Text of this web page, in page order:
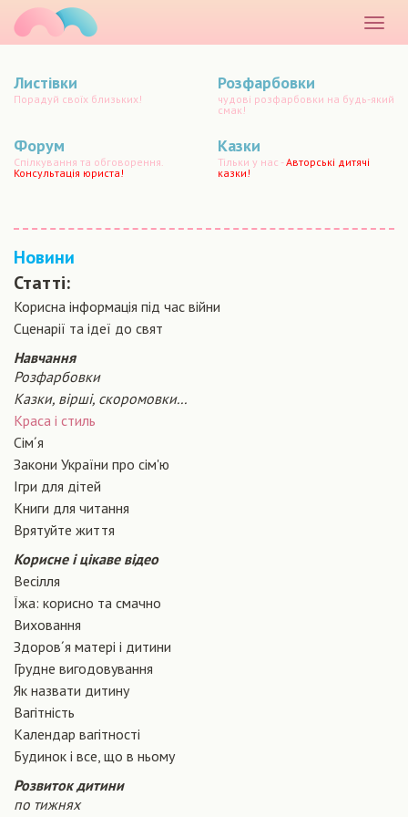
меню
Листівки
Порадуй своїх близьких!
Розфарбовки
чудові розфарбовки на будь-який
смак!
Форум
Спілкування та обговорення.
Консультація юриста!
Казки
Тільки у нас -Авторські дитячі
казки!
Новини
Статті:
Корисна інформація під час війни
Сценарiї та iдеї до свят
Навчання
Розфарбовки
Казки, вірші, скоромовки...
Краса і стиль
Сiм´я
Закони України про сiм'ю
Ігри для дітей
Книги для читання
Врятуйте життя
Корисне і цікаве відео
Весілля
Їжа: корисно та смачно
Виховання
Здоров´я матері і дитини
Грудне вигодовування
Як назвати дитину
Вагiтнiсть
Календар вагітності
Будинок і все, що в ньому
Розвиток дитини
по тижнях